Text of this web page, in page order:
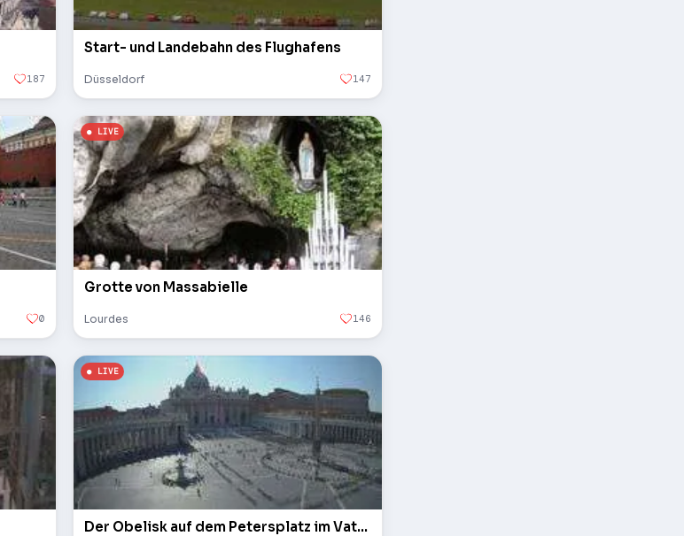
187
Start- und Landebahn des Flughafens
Düsseldorf 147
0
Grotte von Massabielle
Lourdes 146
Der Obelisk auf dem Petersplatz im Vatikan